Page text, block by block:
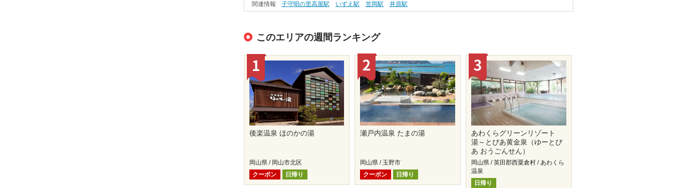
関連情報 子守唄の里高屋駅 いずえ駅 笠岡駅 井原駅
このエリアの週間ランキング
後楽温泉 ほのかの湯
岡山県 / 岡山市北区
クーポン
日帰り
瀬戸内温泉 たまの湯
岡山県 / 玉野市
クーポン
日帰り
あわくらグリーンリゾート
湯～とぴあ黄金泉（ゆーとぴ
あ おうごんせん）
岡山県 / 英田郡西粟倉村 / あわくら
温泉
日帰り